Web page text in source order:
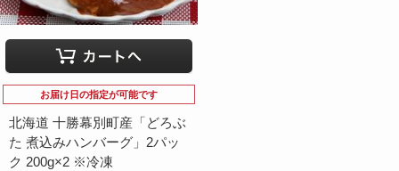
お届け日の指定が可能です
北海道 十勝幕別町産「どろぶ
た 煮込みハンバーグ」2パッ
ク 200g×2 ※冷凍